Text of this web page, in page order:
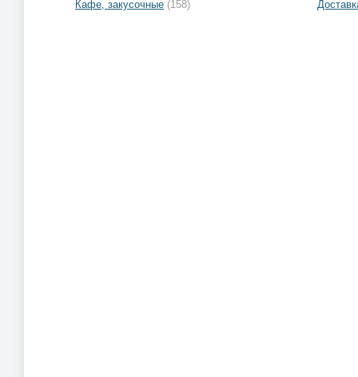
Кафе, закусочные (158)